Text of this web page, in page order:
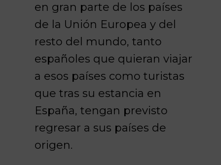
en gran parte de los países
de la Unión Europea y del
resto del mundo, tanto
españoles que quieran viajar
a esos países como turistas
que tras su estancia en
España, tengan previsto
regresar a sus países de
origen.